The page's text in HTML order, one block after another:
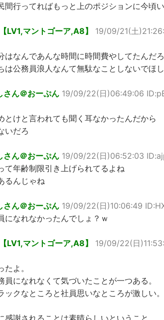
間行ってればもっと上のポジションに今頃
LV1,マントゴーア,A8】
19/09/21(土
はなんであんな時間に時間費やしてたんだろ
は公務員浪人なんて無駄なことしないでほし
さん＠おーぷん 19/09/22(日)06:49:06
とけと言われても聞く耳なかったんだから
いだろ
さん＠おーぷん 19/09/22(日)06:52:03
て年齢制限引き上げられてるよね
るんじゃね
さん＠おーぷん 19/09/22(日)10:06:49
になれなかったんでしょ？ｗ
LV1,マントゴーア,A8】
19/09/22(日
たよ。
員になれなくて気づいたことが一つある。
ックなところと社員思いなところが激しい
感謝されることは素晴らしいということ。